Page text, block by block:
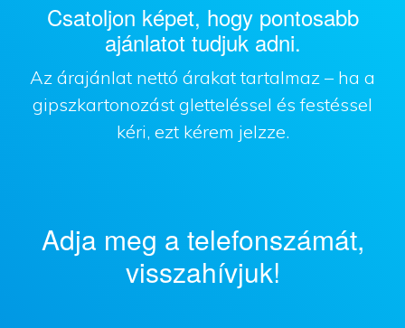
Csatoljon képet, hogy pontosabb
ajánlatot tudjuk adni.
Az árajánlat nettó árakat tartalmaz – ha a
gipszkartonozást gletteléssel és festéssel
kéri, ezt kérem jelzze.
Adja meg a telefonszámát,
visszahívjuk!